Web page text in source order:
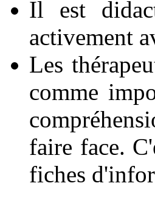
Il est
activement
Les
comme
faire face.
fiches